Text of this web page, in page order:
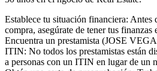
Establece tu situación financiera: Antes
compra, asegúrate de tener tus finanzas
Encuentra un prestamista (JOSE
ITIN: No todos los prestamistas están
a personas con un ITIN en lugar de un